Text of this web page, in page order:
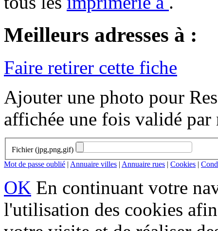
Meilleurs adresses à :
Faire retirer cette fiche
Ajouter une photo pour
affichée une fois validé par
Fichier (jpg,png,gif)
Mot de passe oublié | Annuaire villes | Annuaire rues | Cookies |
OK En continuant votre
l'utilisation des cookies